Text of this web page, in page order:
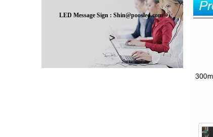
LED Message Sign : Shin@poosled.com
>